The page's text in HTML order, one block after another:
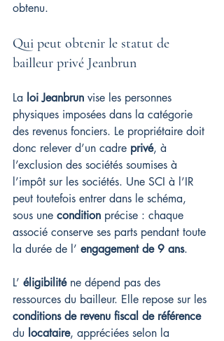
obtenu.
Qui peut obtenir le statut de
bailleur privé Jeanbrun
La loi Jeanbrun vise les personnes
physiques imposées dans la catégorie
des revenus fonciers. Le propriétaire doit
donc relever d’un cadre privé, à
l’exclusion des sociétés soumises à
l’impôt sur les sociétés. Une SCI à l’IR
peut toutefois entrer dans le schéma,
sous une condition précise : chaque
associé conserve ses parts pendant toute
la durée de l’ engagement de 9 ans.
L’ éligibilité ne dépend pas des
ressources du bailleur. Elle repose sur les
conditions de revenu fiscal de référence
du locataire, appréciées selon la